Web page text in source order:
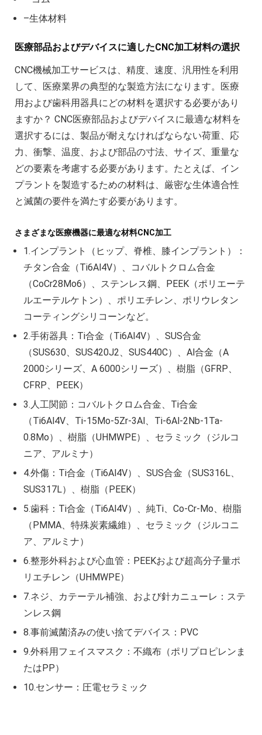
–生体材料
医療部品およびデバイスに適したCNC加工材料の選択
CNC機械加工サービスは、精度、速度、汎用性を利用
して、医療業界の典型的な製造方法になります。医療
用および歯科用器具にどの材料を選択する必要があり
ますか？ CNC医療部品およびデバイスに最適な材料を
選択するには、製品が耐えなければならない荷重、応
力、衝撃、温度、および部品の寸法、サイズ、重量な
どの要素を考慮する必要があります。たとえば、イン
プラントを製造するための材料は、厳密な生体適合性
と滅菌の要件を満たす必要があります。
さまざまな医療機器に最適な材料CNC加工
1.インプラント（ヒップ、脊椎、膝インプラント）：
チタン合金（Ti6Al4V）、コバルトクロム合金
（CoCr28Mo6）、ステンレス鋼、PEEK（ポリエーテ
ルエーテルケトン）、ポリエチレン、ポリウレタン
コーティングシリコーンなど。
2.手術器具：Ti合金（Ti6Al4V）、SUS合金
（SUS630、SUS420J2、SUS440C）、Al合金（A
2000シリーズ、A 6000シリーズ）、樹脂（GFRP、
CFRP、PEEK）
3.人工関節：コバルトクロム合金、Ti合金
（Ti6Al4V、Ti-15Mo-5Zr-3Al、Ti-6Al-2Nb-1Ta-
0.8Mo）、樹脂（UHMWPE）、セラミック（ジルコ
ニア、アルミナ）
4.外傷：Ti合金（Ti6Al4V）、SUS合金（SUS316L、
SUS317L）、樹脂（PEEK）
5.歯科：Ti合金（Ti6Al4V）、純Ti、Co-Cr-Mo、樹脂
（PMMA、特殊炭素繊維）、セラミック（ジルコニ
ア、アルミナ）
6.整形外科および心血管：PEEKおよび超高分子量ポ
リエチレン（UHMWPE）
7.ネジ、カテーテル補強、および針カニューレ：ステ
ンレス鋼
8.事前滅菌済みの使い捨てデバイス：PVC
9.外科用フェイスマスク：不織布（ポリプロピレンま
たはPP）
10.センサー：圧電セラミック